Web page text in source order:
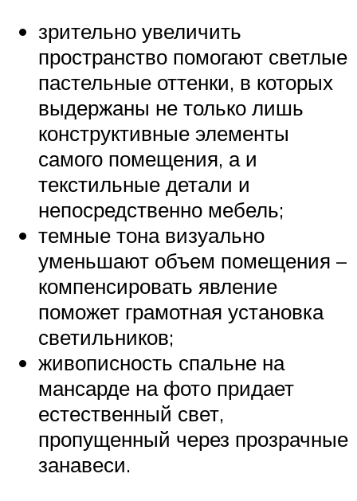
зрительно увеличить
пространство помогают светлые
пастельные оттенки, в которых
выдержаны не только лишь
конструктивные элементы
самого помещения, а и
текстильные детали и
непосредственно мебель;
темные тона визуально
уменьшают объем помещения –
компенсировать явление
поможет грамотная установка
светильников;
живописность спальне на
мансарде на фото придает
естественный свет,
пропущенный через прозрачные
занавеси.